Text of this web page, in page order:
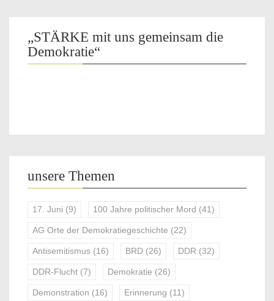
„STÄRKE mit uns gemeinsam die
Demokratie“
unsere Themen
17. Juni (9) 100 Jahre politischer Mord (41)
AG Orte der Demokratiegeschichte (22)
Antisemitismus (16) BRD (26) DDR (32)
DDR-Flucht (7) Demokratie (26)
Demonstration (16) Erinnerung (11)